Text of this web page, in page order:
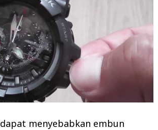
menyebabkan embun